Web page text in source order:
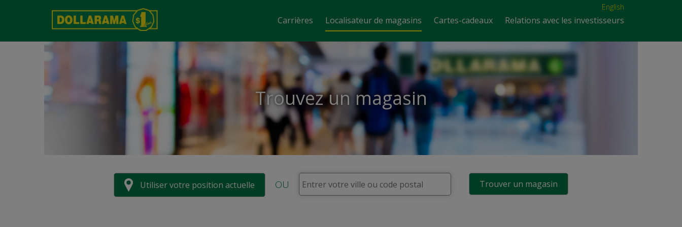
English
Carrières Localisateur de magasins Cartes-cadeaux Relations avec les investisseurs
Trouvez un magasin
Utiliser votre position actuelle OU Trouver un magasin